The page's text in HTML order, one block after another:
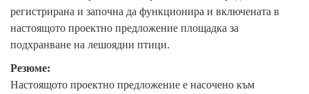
регистрирана и започна да функционира и включената в
настоящото проектно предложение площадка за
подхранване на лешоядни птици.
Резюме:
Настоящото проектно предложение е насочено към